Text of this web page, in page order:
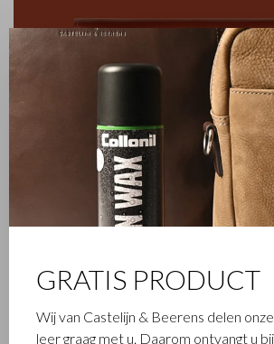
FAMILIEBEDRIJF
Het in Waalwijk gevestigde Castelijn &
gerenommeerd familiebedrijf dat al sinds
GRATIS PRODUCT
Wij van Castelijn & Beerens delen
leer graag met u. Daarom ontvangt u